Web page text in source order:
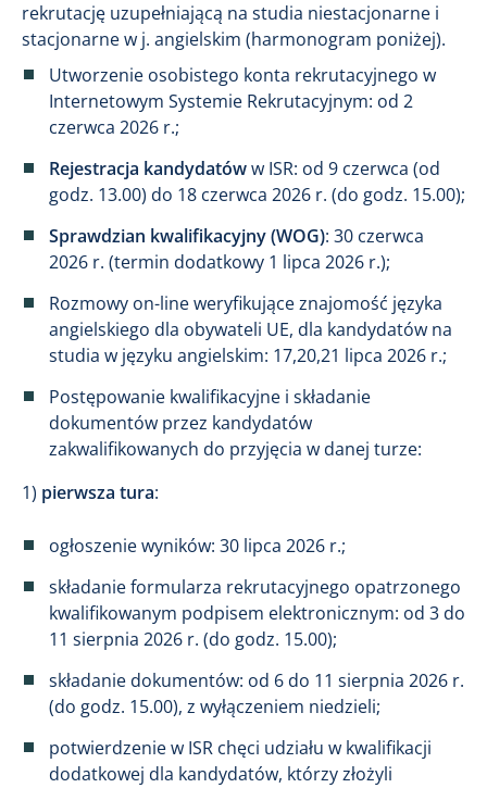
rekrutację uzupełniającą na studia niestacjonarne i
stacjonarne w j. angielskim (harmonogram poniżej).
Utworzenie osobistego konta rekrutacyjnego w
Internetowym Systemie Rekrutacyjnym: od 2
czerwca 2026 r.;
Rejestracja kandydatóww ISR: od 9 czerwca (od
godz. 13.00) do 18 czerwca 2026 r. (do godz. 15.00);
Sprawdzian kwalifikacyjny (WOG): 30 czerwca
2026 r. (termin dodatkowy 1 lipca 2026 r.);
Rozmowy on-line weryfikujące znajomość języka
angielskiego dla obywateli UE, dla kandydatów na
studia w języku angielskim: 17,20,21 lipca 2026 r.;
Postępowanie kwalifikacyjne i składanie
dokumentów przez kandydatów
zakwalifikowanych do przyjęcia w danej turze:
1) pierwsza tura:
ogłoszenie wyników: 30 lipca 2026 r.;
składanie formularza rekrutacyjnego opatrzonego
kwalifikowanym podpisem elektronicznym: od 3 do
11 sierpnia 2026 r. (do godz. 15.00);
składanie dokumentów: od 6 do 11 sierpnia 2026 r.
(do godz. 15.00), z wyłączeniem niedzieli;
potwierdzenie w ISR chęci udziału w kwalifikacji
dodatkowej dla kandydatów, którzy złożyli